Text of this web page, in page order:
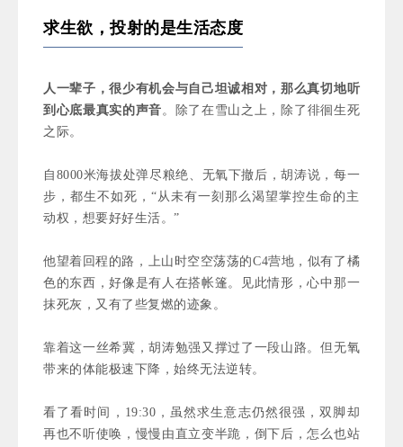
求生欲，投射的是生活态度
人一辈子，很少有机会与自己坦诚相对，那么真切地听
到心底最真实的声音 。
除了在雪山之上，除了徘徊生死
之际。
自8000米海拔处弹尽粮绝、无氧下撤后，胡涛说，每一
步，都生不如死，“从未有一刻那么渴望掌控生命的主
动权，想要好好生活。”
他望着回程的路，上山时空空荡荡的C4营地，似有了橘
色的东西，好像是有人在搭帐篷。见此情形，心中那一
抹死灰，又有了些复燃的迹象。
靠着这一丝希冀，胡涛勉强又撑过了一段山路。但无氧
带来的体能极速下降，始终无法逆转。
看了看时间，19:30 ，虽然求生意志仍然很强，双脚却
再也不听使唤，慢慢由直立变半跪，倒下后，怎么也站